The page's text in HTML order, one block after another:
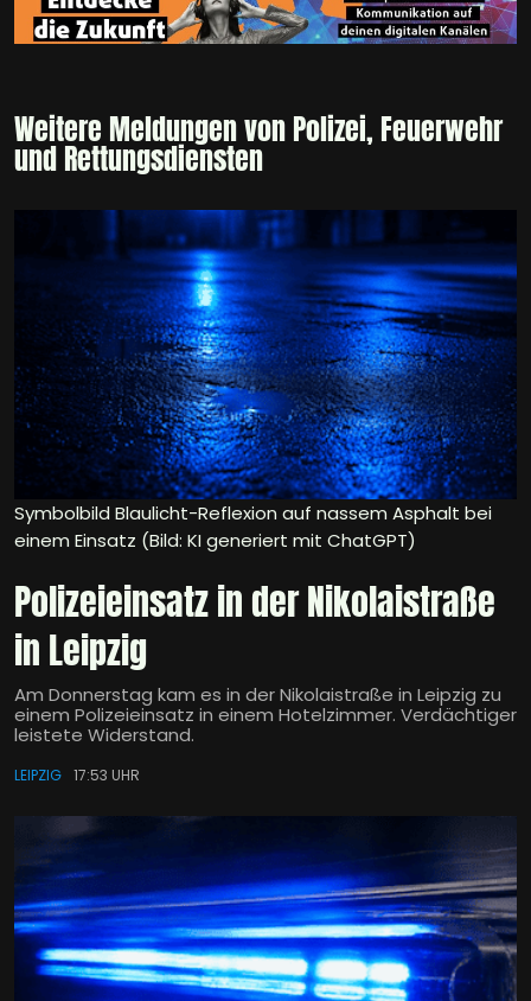
Weitere Meldungen von Polizei, Feuerwehr
und Rettungsdiensten
Symbolbild Blaulicht-Reflexion auf nassem Asphalt bei
einem Einsatz (Bild: KI generiert mit ChatGPT)
Polizeieinsatz in der Nikolaistraße
in Leipzig
Am Donnerstag kam es in der Nikolaistraße in Leipzig zu
einem Polizeieinsatz in einem Hotelzimmer. Verdächtiger
leistete Widerstand.
LEIPZIG 17:53 UHR